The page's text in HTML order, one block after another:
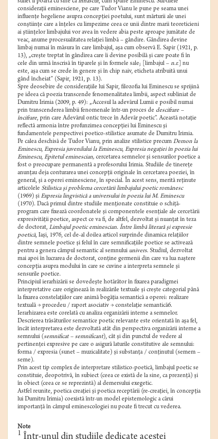
suflet îl poartă cu sine ca înnăscut, cum spune Eminescu. Subtilele
consideraţii eminesciene, pe care Tudor Vianu le pune pe seama unei
influenţe hegeliene asupra concepţiei poetului, sunt mărturii ale unei
conştiinţe care a înţeles cu limpezime ceea ce unii dintre marii teoreticieni
ai ştiinţelor limbajului vor avea în vedere abia peste aproape jumătate de
veac, anume procesualitatea relaţiei limbă – gândire. Gândirea devine
limbaj numai în măsura în care limbajul, aşa cum observă E. Sapir (1921, p.
13), „creşte treptat în gândirea care îi devine posibilă şi care poate fi în
cele din urmă înscrisă în tiparele şi în formele sale; [limbajul – n.r. ] nu
este, aşa cum se crede în genere şi în chip naiv, eticheta atribuită unui
gând încheiat” (Sapir, 1921, p. 13).
Spre deosebire de consideraţiile lui Sapir, filozofia lui Eminescu se sprijină
pe ideea că poezia transcende fenomenalitatea limbii, aspect subliniat de
Dumitru Irimia (2009, p. 49): „Accesul la adevărul Lumii e posibil numai
prin transcenderea limbii fenomenale într-un proces de descifrare –
încifrare, prin care Adevărul ontic trece în Adevăr poetic”. Această notaţie
reflectă armonia între profunzimea concepţiei lui Eminescu şi
fundamentele perspectivei poetico-stilistice asumate de Dumitru Irimia.
Pe calea deschisă de Tudor Vianu, prin analize stilistice precum Demon la
Eminescu, Expresia juvenilului la Eminescu, Expresia negaţiei în poezia lui
Eminescu, Epitetul eminescian, cercetarea semnelor şi sensurilor poetice a
fost o preocupare permanentă a profesorului Irimia. Studiile de tinereţe
anunţau deja conturarea unei concepţii originale în cercetarea poeziei, în
general, şi a operei eminesciene, în special. În acest sens, merită reţinute
articolele Stilistica şi problema cercetării limbajului poetic românesc
(1969) şi Expresia lingvistică a universului în poezia lui M. Eminescu
(1970). Dacă primul dintre studiile menţionate constituie o schiţă-
program care fixează coordonatele şi componentele esenţiale ale cercetării
expresivităţii poetice, aspect ce va fi, de altfel, dezvoltat şi nuanţat în teza
de doctorat, Limbajul poetic eminescian. Între limbă literară şi expresie
poetică, Iaşi, 1976, cel de-al doilea articol surprinde dinamica relaţiilor
dintre semnele poetice şi felul în care semnificaţiile poetice se activează
pentru a genera câmpul semantic al semnului univers. Studiul, dezvoltat
mai apoi în lucrarea de doctorat, conţine germenii din care va lua naştere
concepţia asupra modului în care se cuvine a interpreta semnele şi
sensurile poetice.
Principiul ierarhizării se dovedeşte hotărâtor în fixarea paradigmei
interpretative care originează în realizările textuale şi creşte categorial până
la fixarea constelaţiilor care animă bogăţia semantică a operei: realizare
textuală → procedeu / raport asociativ → constelaţie semantică6.
Ierarhizarea este corelată cu analiza organizării interne a semnelor.
Descrierea trăsăturilor semantice poetic relevante este orientată în aşa fel,
încât interpretarea este dezvoltată atât din perspectiva organizării interne a
semnului (semnificat – semnificant), cât şi din punctul de vedere al
pertinenţei expresive pe care o asigură laturile constitutive ale semnului:
forma / expresia (sunet – muzicalitate) şi substanţa / conţinutul (semem –
seme).
Prin acest tip complex de interpretare stilistico-poetică, limbajul poetic se
constituie, deopotrivă, în subiect (ceea ce există de la sine, ca prezenţă) şi
în obiect (ceea ce se reprezintă) al demersului exegetic.
Astfel reunite, poetica creaţiei şi poetica receptării (re-creaţiei, în concepţia
lui Dumitru Irimia) coexistă într-un model epistemologic a cărui
importanţă în câmpul eminescologiei nu poate fi trecut cu vederea.
Note
1